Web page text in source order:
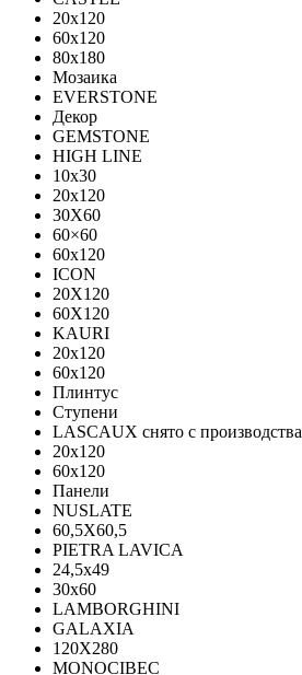
20x120
60x120
80х180
Мозаика
EVERSTONE
Декор
GEMSTONE
HIGH LINE
10x30
20x120
30X60
60×60
60x120
ICON
20X120
60X120
KAURI
20x120
60x120
Плинтус
Ступени
LASCAUX снято с производства
20x120
60x120
Панели
NUSLATE
60,5X60,5
PIETRA LAVICA
24,5x49
30x60
LAMBORGHINI
GALAXIA
120Х280
MONOCIBEC